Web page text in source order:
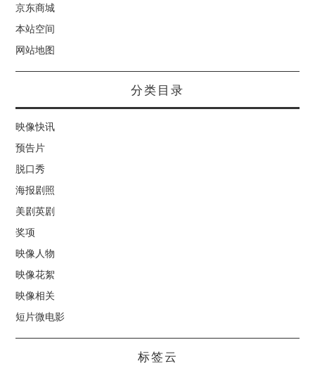
京东商城
本站空间
网站地图
分类目录
映像快讯
预告片
脱口秀
海报剧照
美剧英剧
奖项
映像人物
映像花絮
映像相关
短片微电影
标签云